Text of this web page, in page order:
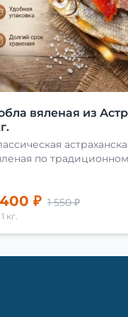
вяленая из
по
₽ 1 550 ₽
кг.